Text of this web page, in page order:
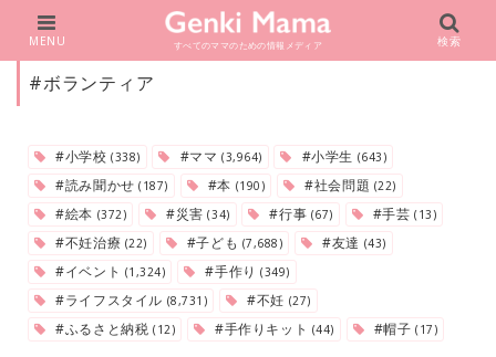
すべてのママのための情報メディア
MENU 検索
#ボランティア
#小学校(338) #ママ(3,964) #小学生 (643)
#読み聞かせ(187) #本 (190) #社会問題 (22)
#絵本 (372) #災害(34) #行事 (67) #手芸(13)
#不妊治療 (22) #子ども (7,688) #友達 (43)
#イベント (1,324) #手作り(349)
#ライフスタイル (8,731) #不妊 (27)
#ふるさと納税(12) #手作りキット (44) #帽子(17)